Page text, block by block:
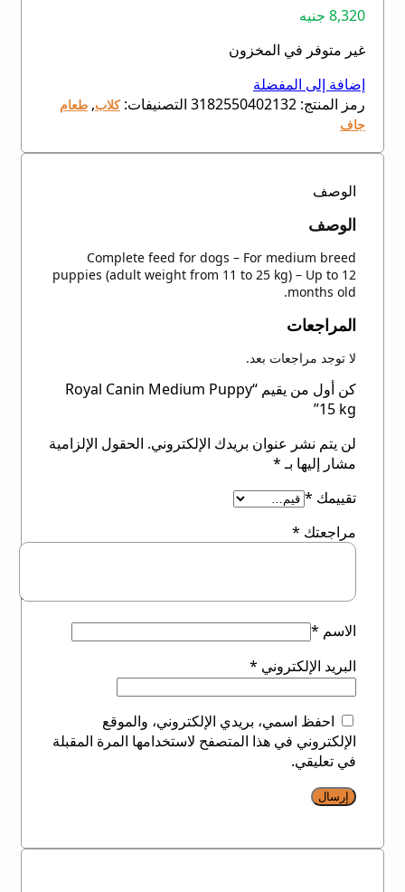
8,320 جنيه
غير متوفر في المخزون
إضافة إلى المفضلة
رمز المنتج: 3182550402132 التصنيفات: كلاب, طعام
جاف
الوصف
الوصف
Complete feed for dogs – For medium breed
puppies (adult weight from 11 to 25 kg) – Up to 12
months old.
المراجعات
لا توجد مراجعات بعد.
كن أول من يقيم “Royal Canin Medium Puppy
15 kg”
لن يتم نشر عنوان بريدك الإلكتروني. الحقول الإلزامية
مشار إليها بـ*
تقييمك *
مراجعتك *
الاسم *
البريد الإلكتروني *
احفظ اسمي، بريدي الإلكتروني، والموقع
الإلكتروني في هذا المتصفح لاستخدامها المرة المقبلة
في تعليقي.